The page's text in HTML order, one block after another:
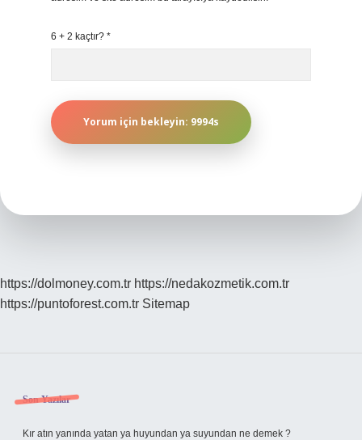
6 + 2 kaçtır? *
https://dolmoney.com.tr https://nedakozmetik.com.tr
https://puntoforest.com.tr Sitemap
Sidebar
Son Yazılar
Kır atın yanında yatan ya huyundan ya suyundan ne demek ?